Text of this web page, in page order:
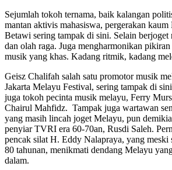
Sejumlah tokoh ternama, baik kalangan
mantan aktivis mahasiswa, pergerakan
Betawi sering tampak di sini. Selain berjoget
dan olah raga. Juga mengharmonikan
musik yang khas. Kadang ritmik, kadang
Geisz Chalifah salah satu promotor musik
Jakarta Melayu Festival, sering tampak di
juga tokoh pecinta musik melayu, Ferry
Chairul Mahfidz. Tampak juga wartawan
yang masih lincah joget Melayu, pun
penyiar TVRI era 60-70an, Rusdi Saleh.
pencak silat H. Eddy Nalapraya, yang meski
80 tahunan, menikmati dendang Melayu
dalam.